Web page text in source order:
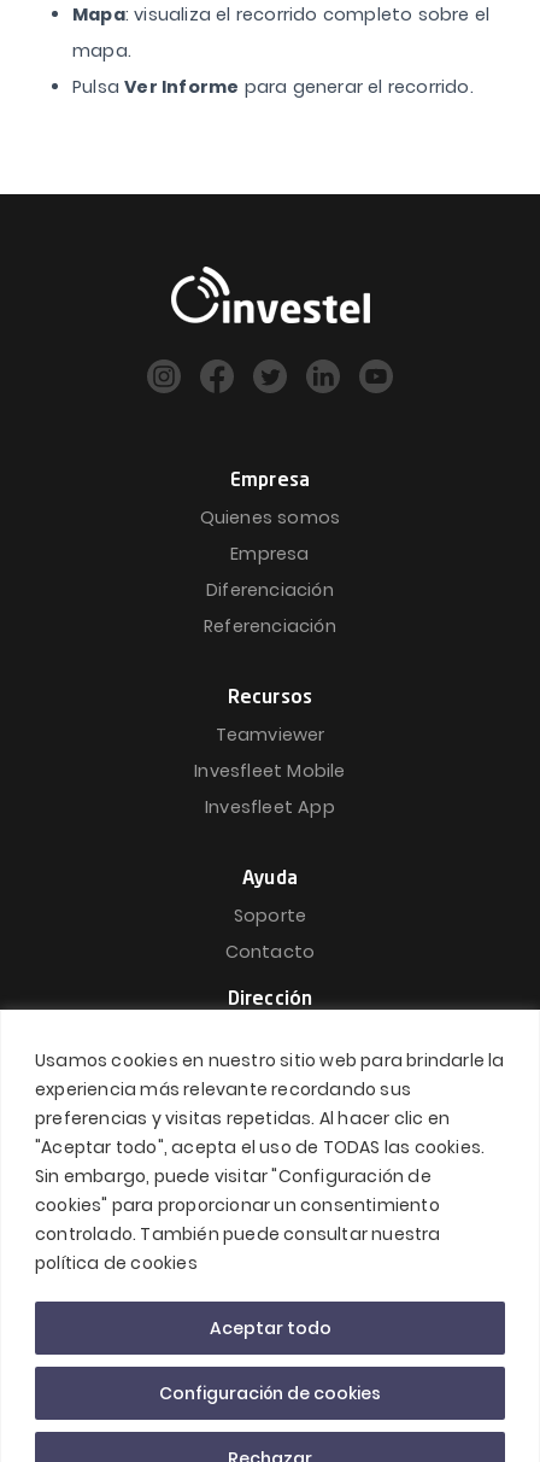
Usamos cookies en nuestro sitio web para brindarle la
experiencia más relevante recordando sus
preferencias y visitas repetidas. Al hacer clic en
"Aceptar todo", acepta el uso de TODAS las cookies.
Sin embargo, puede visitar "Configuración de
cookies" para proporcionar un consentimiento
controlado. También puede consultar nuestra
política de cookies
Configuración de cookies
Aceptar todo
Mapa: visualiza el recorrido completo sobre el
mapa.
PulsaVer Informe para generar el recorrido.
Empresa
Quienes somos
Empresa
Diferenciación
Referenciación
Recursos
Teamviewer
Invesfleet Mobile
Invesfleet App
Ayuda
Soporte
Contacto
Dirección
08029 Barcelona
de 9:00h a 14:00
y de 16:00 a 19:00
93 519 71 71
Aviso legal
Política de privacidad
Política de cookies
Política de RRSS